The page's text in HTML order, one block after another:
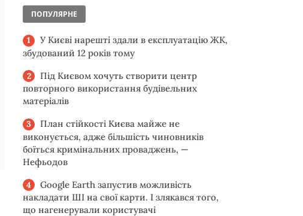
ПОПУЛЯРНЕ
У Києві нарешті здали в експлуатацію ЖК,
збудований 12 років тому
Під Києвом хочуть створити центр
повторного використання будівельних
матеріалів
План стійкості Києва майже не
виконується, адже більшість чиновників
боїться кримінальних проваджень, —
Нефьодов
Google Earth запустив можливість
накладати ШІ на свої карти. І злякався того,
що нагенерували користувачі